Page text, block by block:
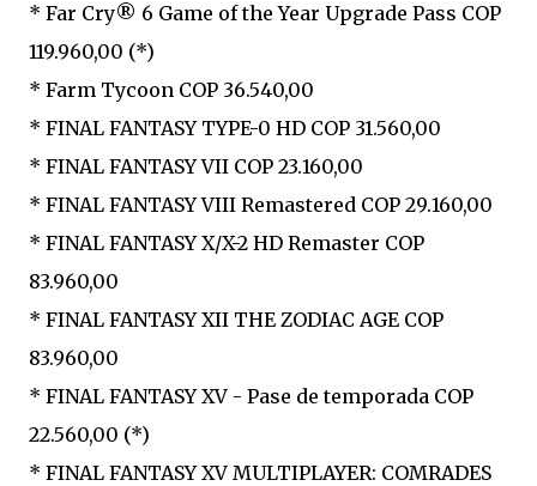
* Far Cry® 6 Game of the Year Upgrade Pass COP
119.960,00 (*)
* Farm Tycoon COP 36.540,00
* FINAL FANTASY TYPE-0 HD COP 31.560,00
* FINAL FANTASY VII COP 23.160,00
* FINAL FANTASY VIII Remastered COP 29.160,00
* FINAL FANTASY X/X-2 HD Remaster COP
83.960,00
* FINAL FANTASY XII THE ZODIAC AGE COP
83.960,00
* FINAL FANTASY XV - Pase de temporada COP
22.560,00 (*)
* FINAL FANTASY XV MULTIPLAYER: COMRADES